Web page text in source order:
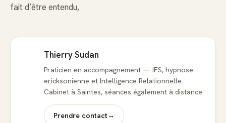
fait d’être entendu,
Thierry Sudan
Praticien en accompagnement — IFS, hypnose
ericksonienne et Intelligence Relationnelle.
Cabinet à Saintes, séances également à distance.
Prendre contact→